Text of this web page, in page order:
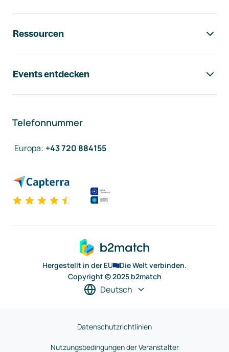
Ressourcen
Events entdecken
Telefonnummer
Europa: +43 720 884155
Hergestellt in der EU
Die Welt verbinden.
Copyright © 2025 b2match
Deutsch
Datenschutzrichtlinien
Nutzungsbedingungen der Veranstalter